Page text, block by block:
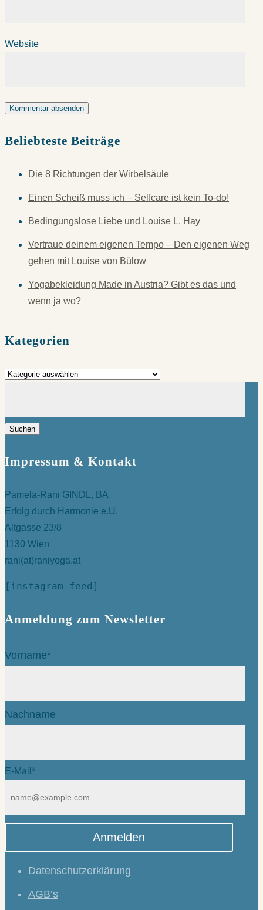
Website
Beliebteste Beiträge
Die 8 Richtungen der Wirbelsäule
Einen Scheiß muss ich – Selfcare ist kein To-do!
Bedingungslose Liebe und Louise L. Hay
Vertraue deinem eigenen Tempo – Den eigenen Weg
gehen mit Louise von Bülow
Yogabekleidung Made in Austria? Gibt es das und
wenn ja wo?
Kategorien
Kategorien
Impressum & Kontakt
Pamela-Rani GINDL, BA
Erfolg durch Harmonie e.U.
Altgasse 23/8
1130 Wien
rani(at)raniyoga.at
[instagram-feed]
Anmeldung zum Newsletter
Vorname*
Nachname
E-Mail*
Anmelden
Datenschutzerklärung
AGB’s